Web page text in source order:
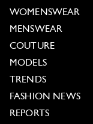
WOMENSWEAR
MENSWEAR
COUTURE
MODELS
TRENDS
FASHION NEWS
REPORTS